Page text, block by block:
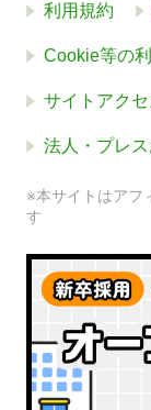
利用規約
Cookie等の
サイトアク
法人・プレ
※本サイトはアフ
す